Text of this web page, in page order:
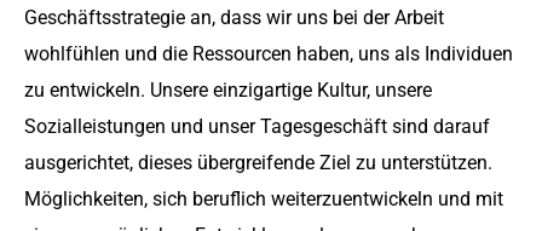
Geschäftsstrategie an, dass wir uns bei der Arbeit
wohlfühlen und die Ressourcen haben, uns als Individuen
zu entwickeln. Unsere einzigartige Kultur, unsere
Sozialleistungen und unser Tagesgeschäft sind darauf
ausgerichtet, dieses übergreifende Ziel zu unterstützen.
Möglichkeiten, sich beruflich weiterzuentwickeln und mit